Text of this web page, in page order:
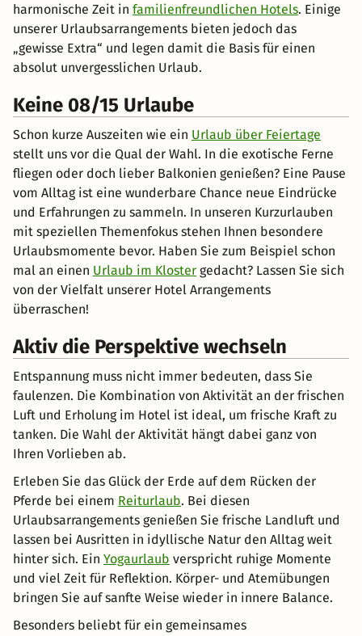
harmonische Zeit in familienfreundlichen Hotels. Einige
unserer Urlaubsarrangements bieten jedoch das
„gewisse Extra“ und legen damit die Basis für einen
absolut unvergesslichen Urlaub.
Keine 08/15 Urlaube
Schon kurze Auszeiten wie ein Urlaub über Feiertage
stellt uns vor die Qual der Wahl. In die exotische Ferne
fliegen oder doch lieber Balkonien genießen? Eine Pause
vom Alltag ist eine wunderbare Chance neue Eindrücke
und Erfahrungen zu sammeln. In unseren Kurzurlauben
mit speziellen Themenfokus stehen Ihnen besondere
Urlaubsmomente bevor. Haben Sie zum Beispiel schon
mal an einen Urlaub im Kloster gedacht? Lassen Sie sich
von der Vielfalt unserer Hotel Arrangements
überraschen!
Aktiv die Perspektive wechseln
Entspannung muss nicht immer bedeuten, dass Sie
faulenzen. Die Kombination von Aktivität an der frischen
Luft und Erholung im Hotel ist ideal, um frische Kraft zu
tanken. Die Wahl der Aktivität hängt dabei ganz von
Ihren Vorlieben ab.
Erleben Sie das Glück der Erde auf dem Rücken der
Pferde bei einem Reiturlaub. Bei diesen
Urlaubsarrangements genießen Sie frische Landluft und
lassen bei Ausritten in idyllische Natur den Alltag weit
hinter sich. Ein Yogaurlaub verspricht ruhige Momente
und viel Zeit für Reflektion. Körper- und Atemübungen
bringen Sie auf sanfte Weise wieder in innere Balance.
Besonders beliebt für ein gemeinsames